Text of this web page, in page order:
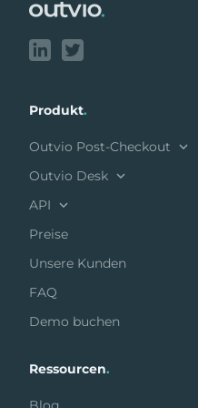
Produkt.
Outvio Post-Checkout
Outvio Desk
API
Preise
Unsere Kunden
FAQ
Demo buchen
Ressourcen.